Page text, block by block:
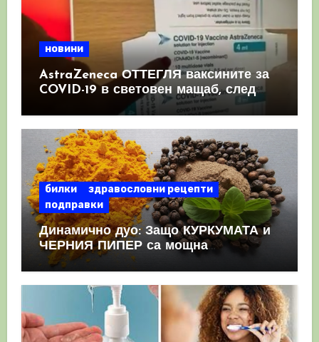
новини
AstraZeneca ОТТЕГЛЯ ваксините за
COVID-19 в световен мащаб, след
като призна, че те причиняват
КРЪВНИ съсиреци
билки
здравословни рецепти
подправки
Динамично дуо: Защо КУРКУМАТА и
ЧЕРНИЯ ПИПЕР са мощна
комбинация